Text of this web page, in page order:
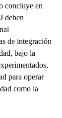
concluye en
deben
de integración
bajo la
para operar
como la